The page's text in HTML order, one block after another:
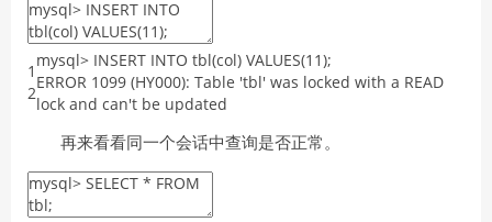
1
2
mysql> INSERT INTO tbl(col) VALUES(11);
ERROR 1099 (HY000): Table 'tbl' was locked with a READ
lock and can't be updated
再来看看同一个会话中查询是否正常。